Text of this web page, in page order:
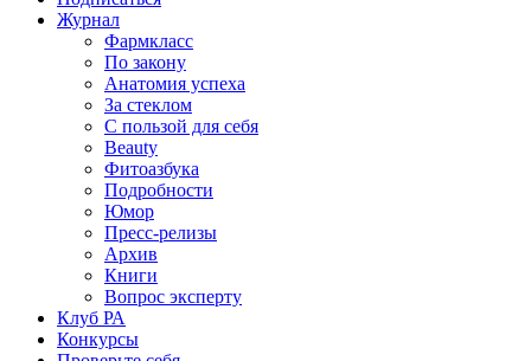
Журнал
Фармкласс
По закону
Анатомия успеха
За стеклом
С пользой для себя
Beauty
Фитоазбука
Подробности
Юмор
Пресс-релизы
Архив
Книги
Вопрос эксперту
Клуб РА
Конкурсы